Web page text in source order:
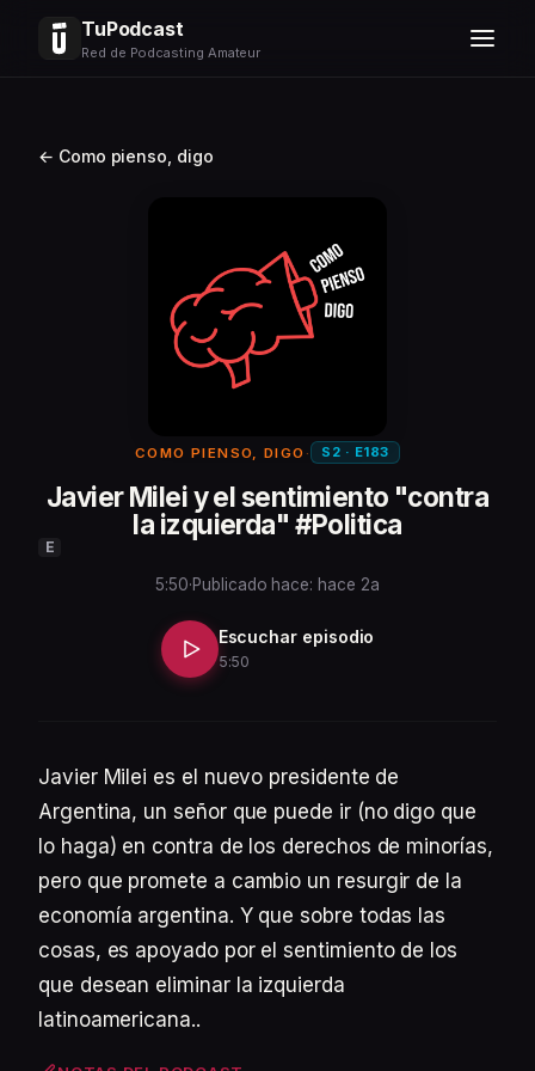
TuPodcast
Red de Podcasting Amateur
← Como pienso, digo
COMO PIENSO, DIGO · S2 · E183
Javier Milei y el sentimiento "contra
la izquierda" #Politica
E
5:50·Publicado hace: hace 2a
Escuchar episodio
5:50
Javier Milei es el nuevo presidente de
Argentina, un señor que puede ir (no digo que
lo haga) en contra de los derechos de minorías,
pero que promete a cambio un resurgir de la
economía argentina. Y que sobre todas las
cosas, es apoyado por el sentimiento de los
que desean eliminar la izquierda
latinoamericana..